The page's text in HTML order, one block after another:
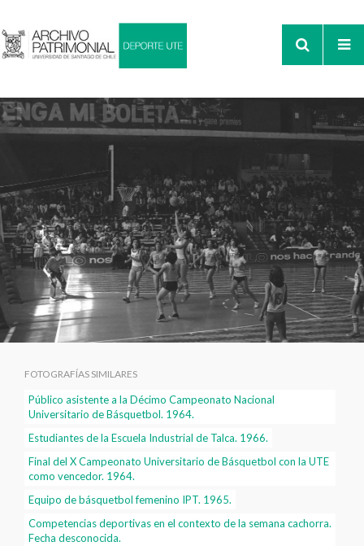
FOTOGRAFÍAS SIMILARES
Público asistente a la Décimo Campeonato Nacional
Universitario de Básquetbol. 1964.
Estudiantes de la Escuela Industrial de Talca. 1966.
Final del X Campeonato Universitario de Básquetbol con la UTE
como vencedor. 1964.
Equipo de básquetbol femenino IPT. 1965.
Competencias deportivas en el contexto de la semana cachorra.
Fecha desconocida.